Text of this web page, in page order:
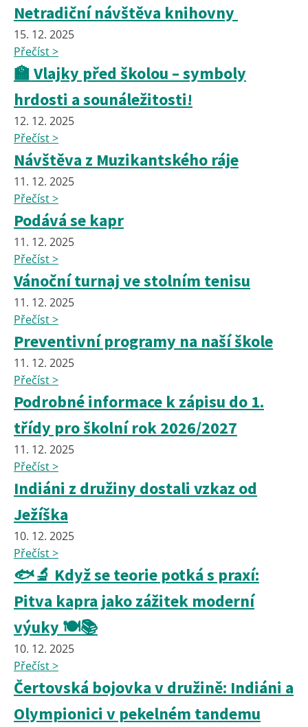
Netradiční návštěva knihovny
15. 12. 2025
Přečíst >
🏫 Vlajky před školou – symboly
hrdosti a sounáležitosti!
12. 12. 2025
Přečíst >
Návštěva z Muzikantského ráje
11. 12. 2025
Přečíst >
Podává se kapr
11. 12. 2025
Přečíst >
Vánoční turnaj ve stolním tenisu
11. 12. 2025
Přečíst >
Preventivní programy na naší škole
11. 12. 2025
Přečíst >
Podrobné informace k zápisu do 1.
třídy pro školní rok 2026/2027
11. 12. 2025
Přečíst >
Indiáni z družiny dostali vzkaz od
Ježíška
10. 12. 2025
Přečíst >
🐟🔬 Když se teorie potká s praxí:
Pitva kapra jako zážitek moderní
výuky 🍽️📚
10. 12. 2025
Přečíst >
Čertovská bojovka v družině: Indiáni a
Olympionici v pekelném tandemu